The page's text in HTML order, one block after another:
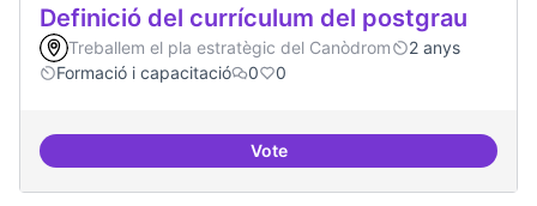
Definició del currículum del postgrau
Treballem el pla estratègic del Canòdrom
2 anys
Formació i capacitació
0 0
VoteDefinició del currículum del